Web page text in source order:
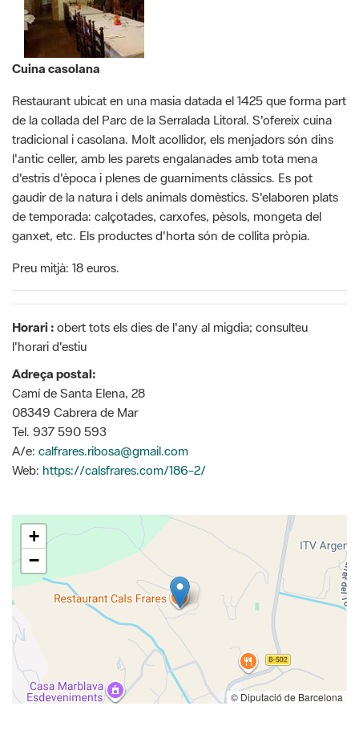
Cuina casolana
Restaurant ubicat en una masia datada el 1425 que forma part
de la collada del Parc de la Serralada Litoral. S'ofereix cuina
tradicional i casolana. Molt acollidor, els menjadors són dins
l'antic celler, amb les parets engalanades amb tota mena
d'estris d'època i plenes de guarniments clàssics. Es pot
gaudir de la natura i dels animals domèstics. S'elaboren plats
de temporada: calçotades, carxofes, pèsols, mongeta del
ganxet, etc. Els productes d'horta són de collita pròpia.
Preu mitjà: 18 euros.
Horari : obert tots els dies de l'any al migdia; consulteu
l'horari d'estiu
Adreça postal:
Camí de Santa Elena, 28
08349 Cabrera de Mar
Tel. 937 590 593
A/e: calfrares.ribosa@gmail.com
Web: https://calsfrares.com/186-2/
+
−
© Diputació de Barcelona